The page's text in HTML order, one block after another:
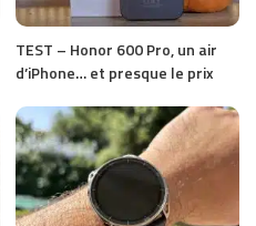
TEST – Honor 600 Pro, un air
d’iPhone… et presque le prix